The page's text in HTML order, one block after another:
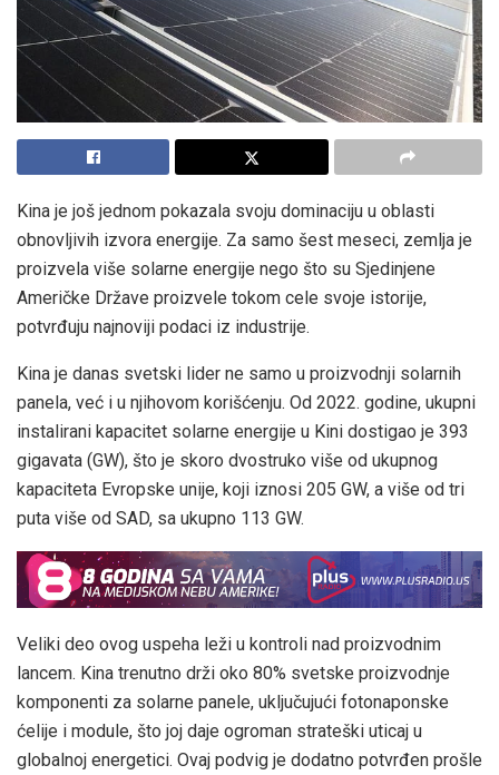
Kina je još jednom pokazala svoju dominaciju u oblasti
obnovljivih izvora energije. Za samo šest meseci, zemlja je
proizvela više solarne energije nego što su Sjedinjene
Američke Države proizvele tokom cele svoje istorije,
potvrđuju najnoviji podaci iz industrije.
Kina je danas svetski lider ne samo u proizvodnji solarnih
panela, već i u njihovom korišćenju. Od 2022. godine, ukupni
instalirani kapacitet solarne energije u Kini dostigao je 393
gigavata (GW), što je skoro dvostruko više od ukupnog
kapaciteta Evropske unije, koji iznosi 205 GW, a više od tri
puta više od SAD, sa ukupno 113 GW.
Veliki deo ovog uspeha leži u kontroli nad proizvodnim
lancem. Kina trenutno drži oko 80% svetske proizvodnje
komponenti za solarne panele, uključujući fotonaponske
ćelije i module, što joj daje ogroman strateški uticaj u
globalnoj energetici. Ovaj podvig je dodatno potvrđen prošle